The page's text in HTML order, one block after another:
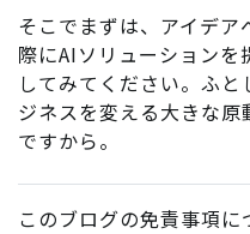
そこでまずは、アイデア
際にAIソリューション
してみてください。ふ
ジネスを変える大きな
ですから。
このブログの免責事項に